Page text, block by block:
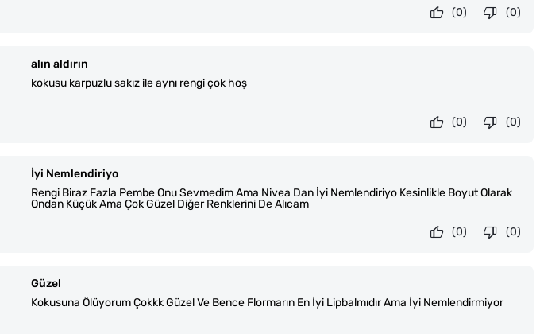
(0)
(0)
alın aldırın
kokusu karpuzlu sakız ile aynı rengi çok hoş
(0)
(0)
İyi Nemlendiriyo
Rengi Biraz Fazla Pembe Onu Sevmedim Ama Nivea Dan İyi Nemlendiriyo Kesinlikle Boyut Olarak
Ondan Küçük Ama Çok Güzel Diğer Renklerini De Alıcam
(0)
(0)
Güzel
Kokusuna Ölüyorum Çokkk Güzel Ve Bence Flormarın En İyi Lipbalmıdır Ama İyi Nemlendirmiyor